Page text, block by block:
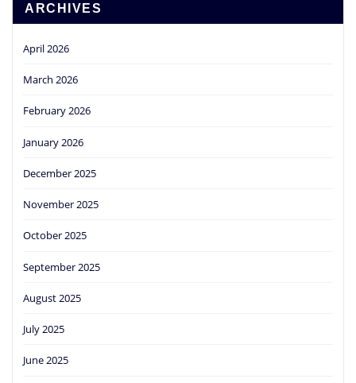
ARCHIVES
April 2026
March 2026
February 2026
January 2026
December 2025
November 2025
October 2025
September 2025
August 2025
July 2025
June 2025